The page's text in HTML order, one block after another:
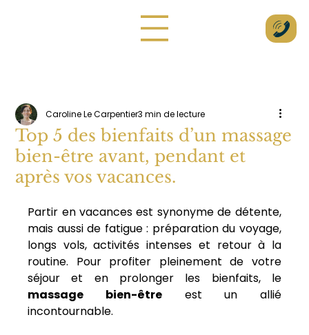
Top 5 des bienfaits d’un massage
bien-être avant, pendant et
après vos vacances.
Caroline Le Carpentier3 min de lecture
Partir en vacances est synonyme de détente,
mais aussi de fatigue : préparation du voyage,
longs vols, activités intenses et retour à la
routine. Pour profiter pleinement de votre
séjour et en prolonger les bienfaits, le
massage bien-être est un allié
incontournable.